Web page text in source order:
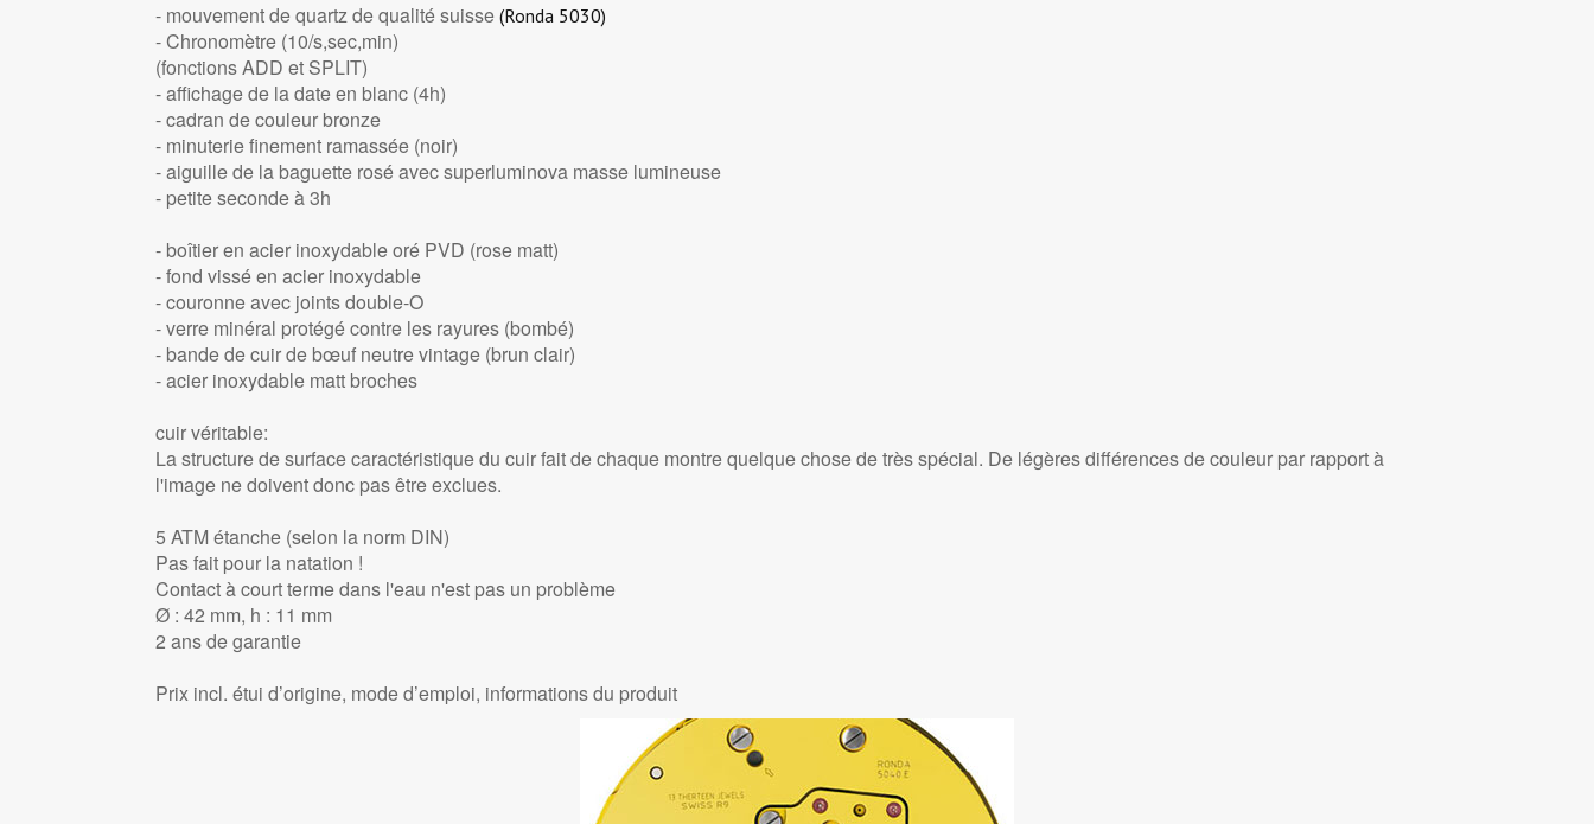
- mouvement de quartz de qualité suisse (Ronda 5030)
- Chronomètre (10/s,sec,min)
(fonctions ADD et SPLIT)
- affichage de la date en blanc (4h)
- cadran de couleur bronze
- minuterie finement ramassée (noir)
- aiguille de la baguette rosé avec superluminova masse lumineuse
- petite seconde à 3h
- boîtier en acier inoxydable oré PVD (rose matt)
- fond vissé en acier inoxydable
- couronne avec joints double-O
- verre minéral protégé contre les rayures (bombé)
- bande de cuir de bœuf neutre vintage (brun clair)
- acier inoxydable matt broches
cuir véritable:
La structure de surface caractéristique du cuir fait de chaque montre quelque chose de très spécial. De légères différences de couleur par rapport à
l'image ne doivent donc pas être exclues.
5 ATM étanche (selon la norm DIN)
Pas fait pour la natation !
Contact à court terme dans l'eau n'est pas un problème
Ø : 42 mm, h : 11 mm
2 ans de garantie
Prix incl. étui d’origine, mode d’emploi, informations du produit